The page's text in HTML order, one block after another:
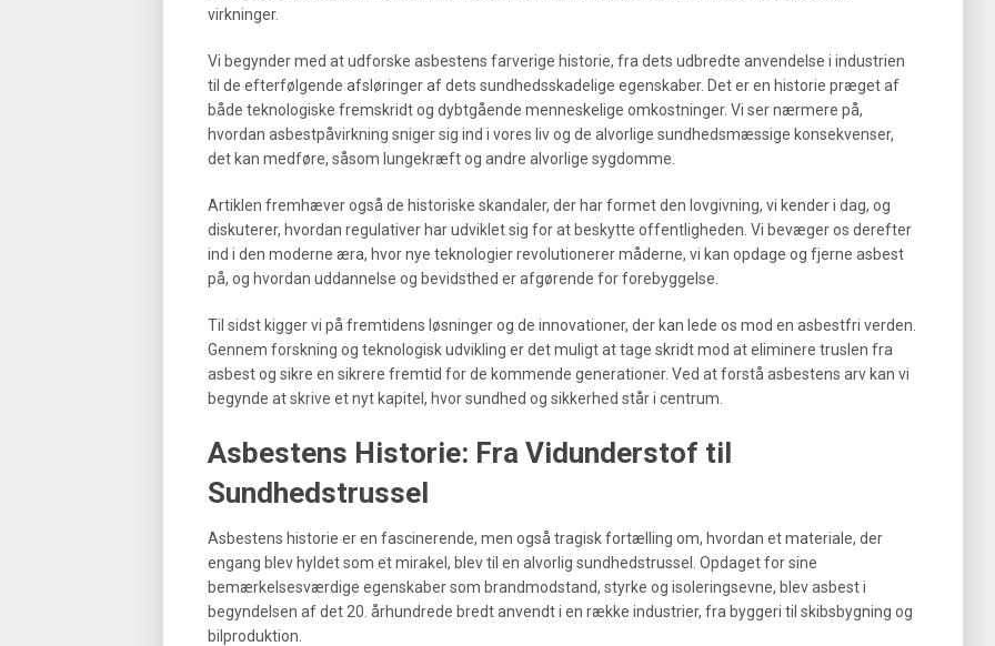
virkninger.
Vi begynder med at udforske asbestens farverige historie, fra dets udbredte anvendelse i industrien
til de efterfølgende afsløringer af dets sundhedsskadelige egenskaber. Det er en historie præget af
både teknologiske fremskridt og dybtgående menneskelige omkostninger. Vi ser nærmere på,
hvordan asbestpåvirkning sniger sig ind i vores liv og de alvorlige sundhedsmæssige konsekvenser,
det kan medføre, såsom lungekræft og andre alvorlige sygdomme.
Artiklen fremhæver også de historiske skandaler, der har formet den lovgivning, vi kender i dag, og
diskuterer, hvordan regulativer har udviklet sig for at beskytte offentligheden. Vi bevæger os derefter
ind i den moderne æra, hvor nye teknologier revolutionerer måderne, vi kan opdage og fjerne asbest
på, og hvordan uddannelse og bevidsthed er afgørende for forebyggelse.
Til sidst kigger vi på fremtidens løsninger og de innovationer, der kan lede os mod en asbestfri verden.
Gennem forskning og teknologisk udvikling er det muligt at tage skridt mod at eliminere truslen fra
asbest og sikre en sikrere fremtid for de kommende generationer. Ved at forstå asbestens arv kan vi
begynde at skrive et nyt kapitel, hvor sundhed og sikkerhed står i centrum.
Asbestens Historie: Fra Vidunderstof til
Sundhedstrussel
Asbestens historie er en fascinerende, men også tragisk fortælling om, hvordan et materiale, der
engang blev hyldet som et mirakel, blev til en alvorlig sundhedstrussel. Opdaget for sine
bemærkelsesværdige egenskaber som brandmodstand, styrke og isoleringsevne, blev asbest i
begyndelsen af det 20. århundrede bredt anvendt i en række industrier, fra byggeri til skibsbygning og
bilproduktion.